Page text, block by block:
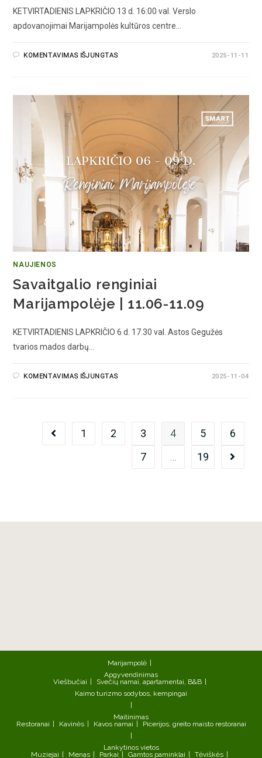
KETVIRTADIENIS LAPKRIČIO 13 d. 16:00 val. Verslo
apdovanojimai Marijampolės kultūros centre…
KOMENTAVIMAS IŠJUNGTAS 2025-11-11
NAUJIENOS
Savaitgalio renginiai
Marijampolėje | 11.06-11.09
KETVIRTADIENIS LAPKRIČIO 6 d. 17.30 val. Astos Gegužės
tvarios mados darbų…
KOMENTAVIMAS IŠJUNGTAS 2025-11-04
1 2 3 4 5
6
7
19
Marijampolė
Apgyvendinimas
Viešbučiai
Svečių namai, apartamentai, B&B
Kaimo turizmo sodybos, kempingai
Maitinimas
Restoranai
Kavinės Kavos namai Picerijos, greito maisto restoranai
Lankytinos vietos
Muziejai
Menas Parkai Gamtos paminklai Tėviškės